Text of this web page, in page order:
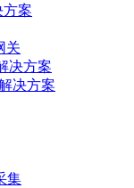
方案
关
决方案
决方案
集